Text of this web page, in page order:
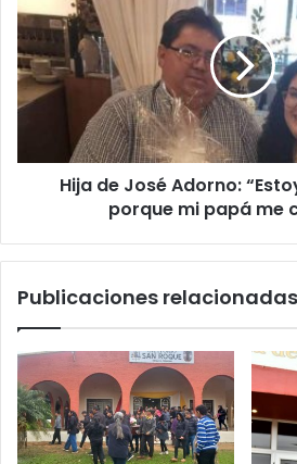
Hija de José Adorno:
porque mi papá me
Publicaciones relacionadas